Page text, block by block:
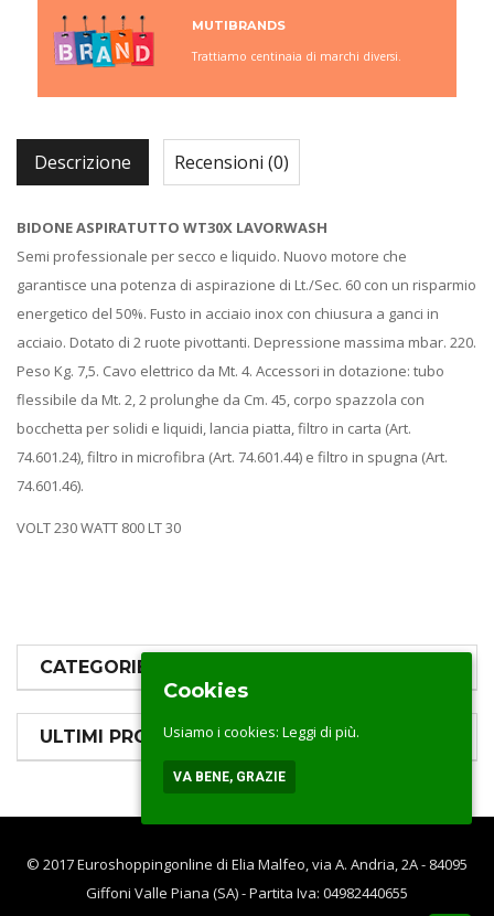
CATEGORIE PRODOTTI
ULTIMI PRODOTTI
MUTIBRANDS
Trattiamo centinaia di marchi diversi.
Descrizione Recensioni (0)
BIDONE ASPIRATUTTO WT30X LAVORWASH
Semi professionale per secco e liquido. Nuovo motore che
garantisce una potenza di aspirazione di Lt./Sec. 60 con un risparmio
energetico del 50%. Fusto in acciaio inox con chiusura a ganci in
acciaio. Dotato di 2 ruote pivottanti. Depressione massima mbar. 220.
Peso Kg. 7,5. Cavo elettrico da Mt. 4. Accessori in dotazione: tubo
flessibile da Mt. 2, 2 prolunghe da Cm. 45, corpo spazzola con
bocchetta per solidi e liquidi, lancia piatta, filtro in carta (Art.
74.601.24), filtro in microfibra (Art. 74.601.44) e filtro in spugna (Art.
74.601.46).
VOLT 230 WATT 800 LT 30
© 2017 Euroshoppingonline di Elia Malfeo, via A. Andria, 2A - 84095
Giffoni Valle Piana (SA) - Partita Iva: 04982440655
Cookies
Usiamo i cookies: Leggi di più.
VA BENE, GRAZIE